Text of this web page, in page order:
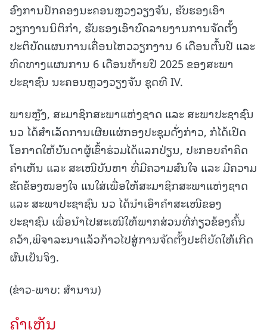
ອົງການປົກຄອງນະຄອນຫຼວງວຽງຈັນ, ຮັບຮອງເອົາ
ວຽກງານນິຕິກໍາ, ຮັບຮອງເອົາບົດລາຍງານການຈັດຕັ້ງ
ປະຕິບັດແຜນການເຄື່ອນໄຫວວຽກງານ 6 ເດືອນຕົ້ນປີ ແລະ
ທິດທາງແຜນການ 6 ເດືອນທ້າຍປີ 2025 ຂອງສະພາ
ປະຊາຊົນ ນະຄອນຫຼວງວຽງຈັນ ຊຸດທີ IV.
ພາຍຫຼັງ, ສະມາຊິກສະພາແຫ່ງຊາດ ແລະ ສະພາປະຊາຊົນ
ນວ ໄດ້ສຳເລັດການເຜີຍແຜ່ກອງປະຊຸມດັ່ງກ່າວ, ກໍໄດ້ເປີດ
ໂອກາດໃຫ້ບັນດາຜູ້ເຂົ້າຮ່ວມໄດ້ແລກປ່ຽນ, ປະກອບຄຳຄິດ
ຄຳເຫັນ ແລະ ສະເໜີບັນຫາ ທີ່ມີຄວາມສົນໃຈ ແລະ ມີຄວາມ
ຂັດຂ້ອງໝອງໃຈ ແນໃສ່ເພື່ອໃຫ້ສະມາຊິກສະພາແຫ່ງຊາດ
ແລະ ສະພາປະຊາຊົນ ນວ ໄດ້ນຳເອົາຄຳສະເໜີຂອງ
ປະຊາຊົນ ເພື່ອນຳໄປສະເໜີໃຫ້ພາກສ່ວນທີ່ກ່ຽວຂ້ອງຄົ້ນ
ຄວ້າ,ພິຈາລະນາແລ້ວກ້າວໄປສູ່ການຈັດຕັ້ງປະຕິບັດໃຫ້ເກີດ
ຜົນເປັນຈິງ.
(ຂ່າວ-ພາບ: ສຳນານ)
ຄໍາເຫັນ